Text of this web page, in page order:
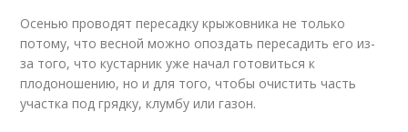
Осенью проводят пересадку крыжовника не только
потому, что весной можно опоздать пересадить его из-
за того, что кустарник уже начал готовиться к
плодоношению, но и для того, чтобы очистить часть
участка под грядку, клумбу или газон.